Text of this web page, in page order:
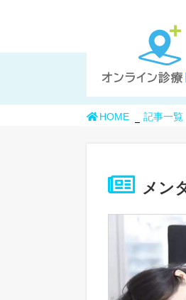
HOME 記事一覧
メン